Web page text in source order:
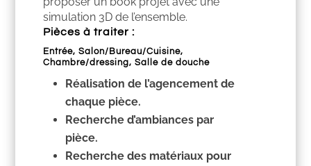
simulation 3D de l’ensemble.
Pièces à traiter :
Entrée, Salon/Bureau/Cuisine,
Chambre/dressing, Salle de douche
Réalisation de l’agencement de
chaque pièce.
Recherche d’ambiances par
pièce.
Recherche des matériaux pour